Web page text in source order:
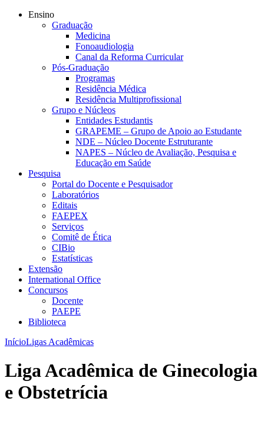
Ensino
Graduação
Medicina
Fonoaudiologia
Canal da Reforma Curricular
Pós-Graduação
Programas
Residência Médica
Residência Multiprofissional
Grupo e Núcleos
Entidades Estudantis
GRAPEME – Grupo de Apoio ao Estudante
NDE – Núcleo Docente Estruturante
NAPES – Núcleo de Avaliação, Pesquisa e
Educação em Saúde
Pesquisa
Portal do Docente e Pesquisador
Laboratórios
Editais
FAEPEX
Serviços
Comitê de Ética
CIBio
Estatísticas
Extensão
International Office
Concursos
Docente
PAEPE
Biblioteca
InícioLigas Acadêmicas
Liga Acadêmica de Ginecologia
e Obstetrícia